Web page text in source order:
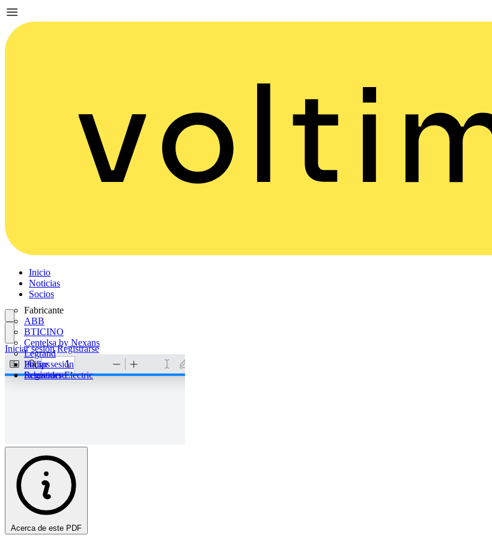
Inicio
Noticias
Socios
Fabricante
ABB
BTICINO
Centelsa by Nexans
Legrand
Philips
Schneider Electric
Iniciar sesión
Registrarse
Iniciar sesión Registrarse
Acerca de este PDF